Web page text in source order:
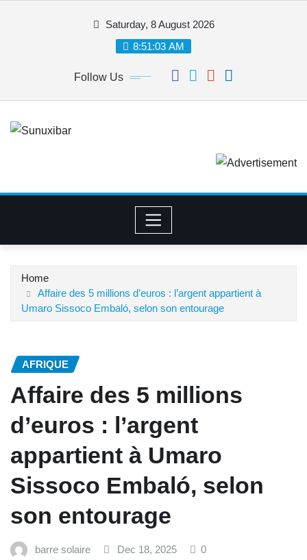
Saturday, 8 August 2026
8:51:04 AM
Follow Us
Home
Affaire des 5 millions d’euros : l’argent appartient à
Umaro Sissoco Embaló, selon son entourage
AFRIQUE
Affaire des 5 millions
d’euros : l’argent
appartient à Umaro
Sissoco Embaló, selon
son entourage
barre solaire Dec 18, 2025 0